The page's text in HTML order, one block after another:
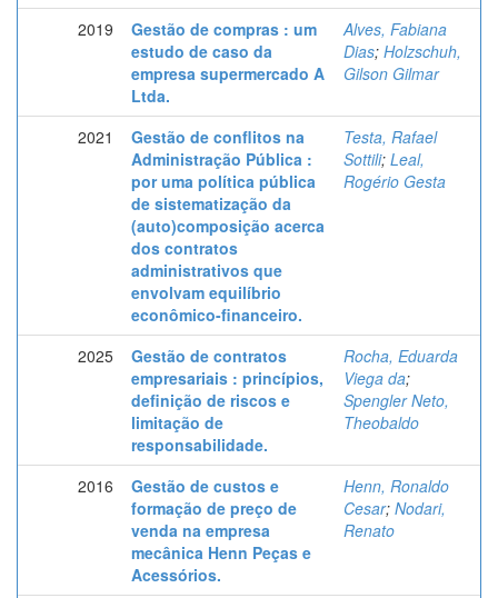
2019
Gestão de compras : um
estudo de caso da
empresa supermercado A
Ltda.
Alves, Fabiana
Dias; Holzschuh,
Gilson Gilmar
2021
Gestão de conflitos na
Administração Pública :
por uma política pública
de sistematização da
(auto)composição acerca
dos contratos
administrativos que
envolvam equilíbrio
econômico-financeiro.
Testa, Rafael
Sottili; Leal,
Rogério Gesta
2025
Gestão de contratos
empresariais : princípios,
definição de riscos e
limitação de
responsabilidade.
Rocha, Eduarda
Viega da;
Spengler Neto,
Theobaldo
2016
Gestão de custos e
formação de preço de
venda na empresa
mecânica Henn Peças e
Acessórios.
Henn, Ronaldo
Cesar; Nodari,
Renato